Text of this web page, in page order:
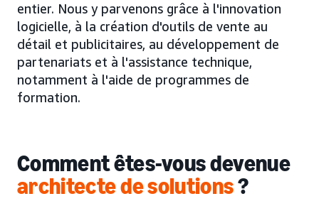
entier. Nous y parvenons grâce à l'innovation
logicielle, à la création d'outils de vente au
détail et publicitaires, au développement de
partenariats et à l'assistance technique,
notamment à l'aide de programmes de
formation.
Comment êtes-vous devenue
architecte de solutions?